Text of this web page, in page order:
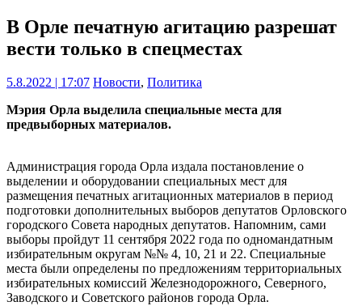
В Орле печатную агитацию разрешат
вести только в спецместах
5.8.2022 | 17:07 Новости, Политика
Мэрия Орла выделила специальные места для
предвыборных материалов.
Администрация города Орла издала постановление о
выделении и оборудовании специальных мест для
размещения печатных агитационных материалов в период
подготовки дополнительных выборов депутатов Орловского
городского Совета народных депутатов. Напомним, сами
выборы пройдут 11 сентября 2022 года по одномандатным
избирательным округам №№ 4, 10, 21 и 22. Специальные
места были определены по предложениям территориальных
избирательных комиссий Железнодорожного, Северного,
Заводского и Советского районов города Орла.